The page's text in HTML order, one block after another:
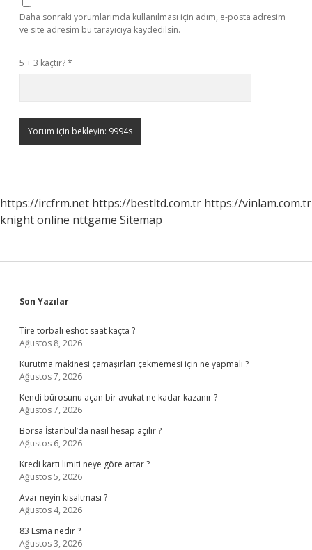
Daha sonraki yorumlarımda kullanılması için adım, e-posta adresim
ve site adresim bu tarayıcıya kaydedilsin.
5 + 3 kaçtır?*
https://ircfrm.net https://bestltd.com.tr https://vinlam.com.tr
knight online nttgame Sitemap
Sidebar
Son Yazılar
Tire torbalı eshot saat kaçta ?
Ağustos 8, 2026
Kurutma makinesi çamaşırları çekmemesi için ne yapmalı ?
Ağustos 7, 2026
Kendi bürosunu açan bir avukat ne kadar kazanır ?
Ağustos 7, 2026
Borsa İstanbul’da nasıl hesap açılır ?
Ağustos 6, 2026
Kredi kartı limiti neye göre artar ?
Ağustos 5, 2026
Avar neyin kısaltması ?
Ağustos 4, 2026
83 Esma nedir ?
Ağustos 3, 2026